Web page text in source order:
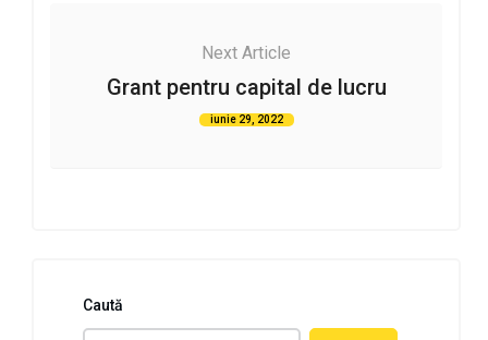
Next Article
Grant pentru capital de lucru
iunie 29, 2022
Caută